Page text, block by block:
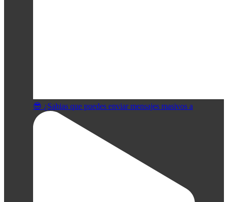
😎 ¿Sabias que puedes enviar mensajes masivos a